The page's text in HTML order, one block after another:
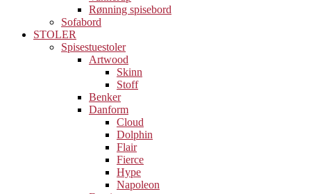
Rønning spisebord
Sofabord
STOLER
Spisestuestoler
Artwood
Skinn
Stoff
Benker
Danform
Cloud
Dolphin
Flair
Fierce
Hype
Napoleon